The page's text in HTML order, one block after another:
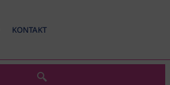
KONTAKT